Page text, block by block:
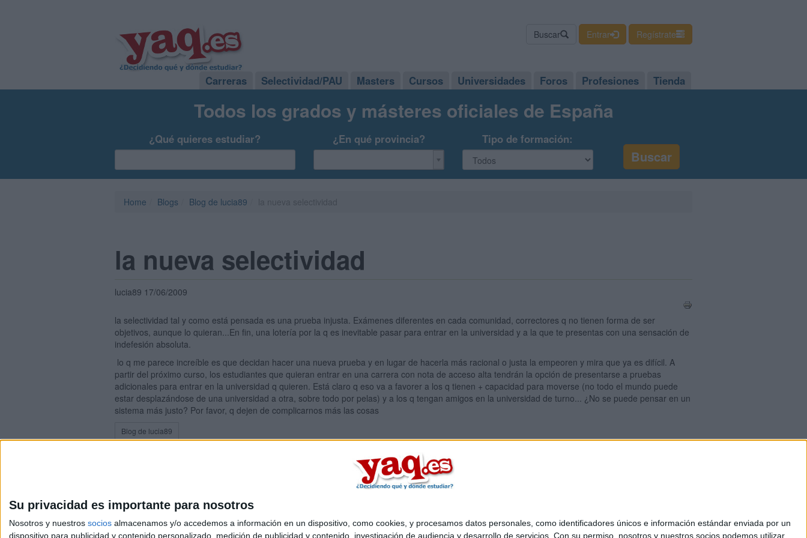
Su privacidad es importante para nosotros
Nosotros y nuestros socios almacenamos y/o accedemos a información en un dispositivo, como cookies, y procesamos datos personales, como identificadores únicos e información estándar enviada por un
dispositivo para publicidad y contenido personalizado, medición de publicidad y contenido, investigación de audiencia y desarrollo de servicios. Con su permiso, nosotros y nuestros socios podemos utilizar
Buscar Entrar Regístrate
Carreras Selectividad/PAU Masters Cursos Universidades Foros Profesiones Tienda
Todos los grados y másteres oficiales de España
¿Qué quieres estudiar? ¿En qué provincia? Tipo de formación:
Home Blogs Blog de lucia89
la nueva selectividad
lucia89 17/06/2009
la selectividad tal y como está pensada es una prueba injusta. Exámenes diferentes en cada comunidad, correctores q no tienen forma de ser
objetivos, aunque lo quieran...En fin, una lotería por la q es inevitable pasar para entrar en la universidad y a la que te presentas con una sensación de
indefesión absoluta.
lo q me parece increíble es que decidan hacer una nueva prueba y en lugar de hacerla más racional o justa la empeoren y mira que ya es difícil. A
partir del próximo curso, los estudiantes que quieran entrar en una carrera con nota de acceso alta tendrán la opción de presentarse a pruebas
adicionales para entrar en la universidad q quieren. Está claro q eso va a favorer a los q tienen + capacidad para moverse (no todo el mundo puede
estar desplazándose de una universidad a otra, sobre todo por pelas) y a los q tengan amigos en la universidad de turno... ¿No se puede pensar en un
sistema más justo? Por favor, q dejen de complicarnos más las cosas
Blog de lucia89
Quiénes somos|Contactar|Anúnciate